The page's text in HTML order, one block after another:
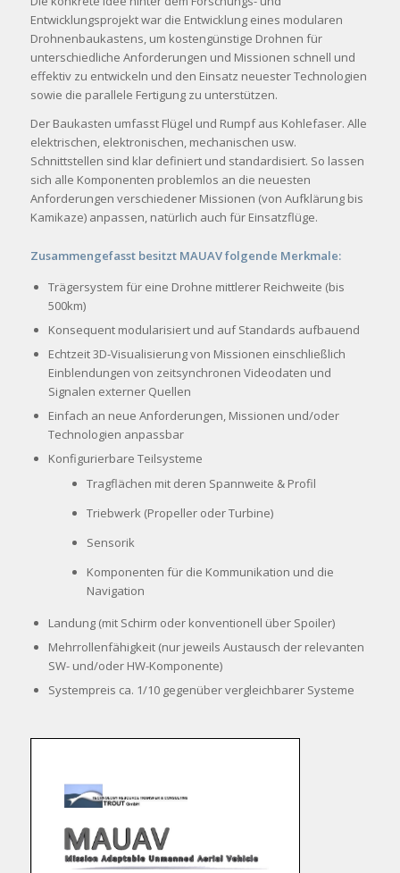
Entwicklungsprojekt war die Entwicklung eines modularen
Drohnenbaukastens, um kostengünstige Drohnen für
unterschiedliche Anforderungen und Missionen schnell und
effektiv zu entwickeln und den Einsatz neuester Technologien
sowie die parallele Fertigung zu unterstützen.
Der Baukasten umfasst Flügel und Rumpf aus Kohlefaser. Alle
elektrischen, elektronischen, mechanischen usw.
Schnittstellen sind klar definiert und standardisiert. So lassen
sich alle Komponenten problemlos an die neuesten
Anforderungen verschiedener Missionen (von Aufklärung bis
Kamikaze) anpassen, natürlich auch für Einsatzflüge.
Zusammengefasst besitzt MAUAV folgende Merkmale:
Trägersystem für eine Drohne mittlerer Reichweite (bis
500km)
Konsequent modularisiert und auf Standards aufbauend
Echtzeit 3D-Visualisierung von Missionen einschließlich
Einblendungen von zeitsynchronen Videodaten und
Signalen externer Quellen
Einfach an neue Anforderungen, Missionen und/oder
Technologien anpassbar
Konfigurierbare Teilsysteme
Tragflächen mit deren Spannweite & Profil
Triebwerk (Propeller oder Turbine)
Sensorik
Komponenten für die Kommunikation und die
Navigation
Landung (mit Schirm oder konventionell über Spoiler)
Mehrrollenfähigkeit (nur jeweils Austausch der relevanten
SW- und/oder HW-Komponente)
Systempreis ca. 1/10 gegenüber vergleichbarer Systeme